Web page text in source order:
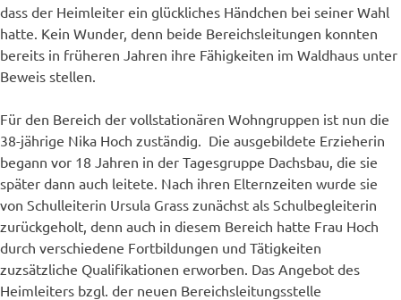
dass der Heimleiter ein glückliches Händchen bei seiner Wahl
hatte. Kein Wunder, denn beide Bereichsleitungen konnten
bereits in früheren Jahren ihre Fähigkeiten im Waldhaus unter
Beweis stellen.
Für den Bereich der vollstationären Wohngruppen ist nun die
38-jährige Nika Hoch zuständig. Die ausgebildete Erzieherin
begann vor 18 Jahren in der Tagesgruppe Dachsbau, die sie
später dann auch leitete. Nach ihren Elternzeiten wurde sie
von Schulleiterin Ursula Grass zunächst als Schulbegleiterin
zurückgeholt, denn auch in diesem Bereich hatte Frau Hoch
durch verschiedene Fortbildungen und Tätigkeiten
zuzsätzliche Qualifikationen erworben. Das Angebot des
Heimleiters bzgl. der neuen Bereichsleitungsstelle